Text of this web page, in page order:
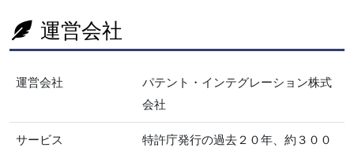
運営会社
運営会社
パテント・インテグレーション株式
会社
サービス
特許庁発行の過去２０年、約３００